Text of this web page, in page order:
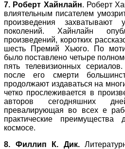
7. Роберт Хайнлайн. Роберт
влиятельным писателем
произведения
поколений. Хайнлайн
произведений, коротких
шесть Премий Хьюго. По
было поставлено четыре
пять телевизионных
после его смерти
продолжают издаваться на
четко прослеживается в
авторов сегодняшних
превалирующая во всех е
практические преимущества
космосе.
8.
Филлип К. Дик.